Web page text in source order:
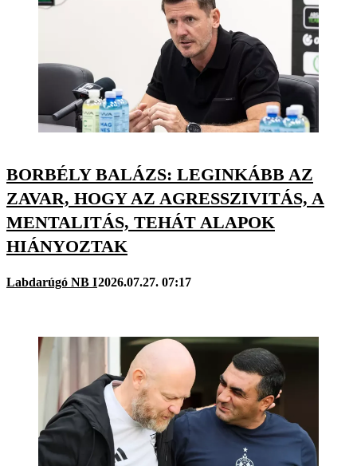
BORBÉLY BALÁZS: LEGINKÁBB AZ
ZAVAR, HOGY AZ AGRESSZIVITÁS, A
MENTALITÁS, TEHÁT ALAPOK
HIÁNYOZTAK
Labdarúgó NB I2026.07.27. 07:17